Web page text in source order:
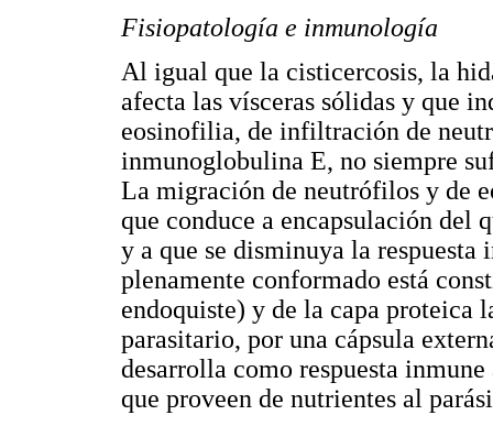
Fisiopatología e inmunología
Al igual que la cisticercosis, la
afecta las vísceras sólidas y que
eosinofilia, de infiltración de
inmunoglobulina E, no siempre
La migración de neutrófilos y de
que conduce a encapsulación del
y a que se disminuya la
plenamente conformado está
endoquiste) y de la capa proteica
parasitario, por una cápsula
desarrolla como respuesta
que proveen de nutrientes al